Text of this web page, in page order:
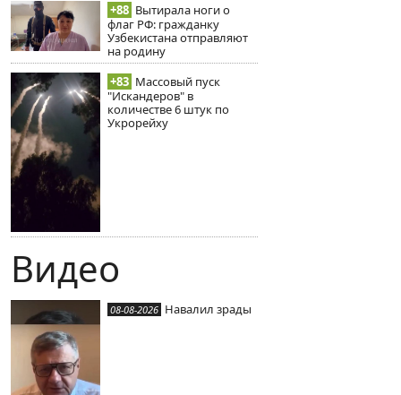
+88 Вытирала ноги о
флаг РФ: гражданку
Узбекистана отправляют
на родину
+83 Массовый пуск
"Искандеров" в
количестве 6 штук по
Укрорейху
Видео
08-08-2026 Навалил зрады